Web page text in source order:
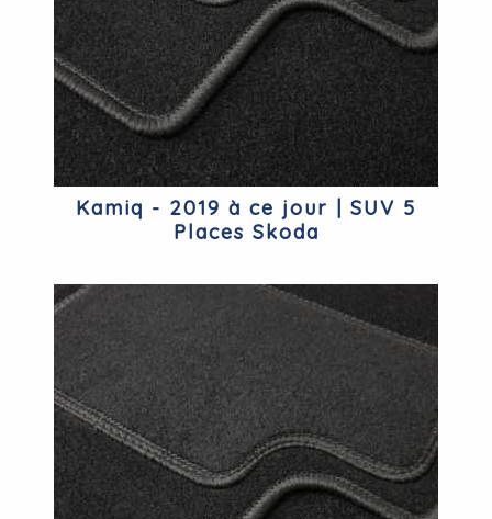
Kamiq - 2019 à ce jour | SUV 5
Places Skoda